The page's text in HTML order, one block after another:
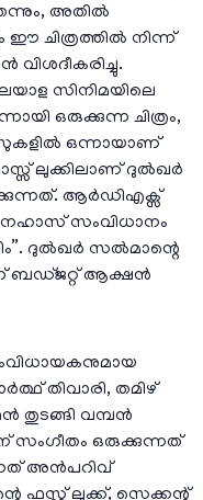
അതിൽ
ഈ ചിത്രത്തിൽ നിന്ന്
സിനിമയിലെ
ഒരുക്കുന്ന ചിത്രം,
ഒന്നായാണ്
ലുക്കിലാണ് ദുൽഖർ
ആർഡിഎക്സ്
നഹാസ് സംവിധാനം
ദുൽഖർ സൽമാന്റെ
ബഡ്ജറ്റ് ആക്ഷൻ
തിവാരി, തമിഴ്
തുടങ്ങി വമ്പൻ
സംഗീതം ഒരുക്കുന്നത്
അൻപറിവ്‌
ഫസ്റ്റ് ലുക്ക്, സെക്കന്റ്